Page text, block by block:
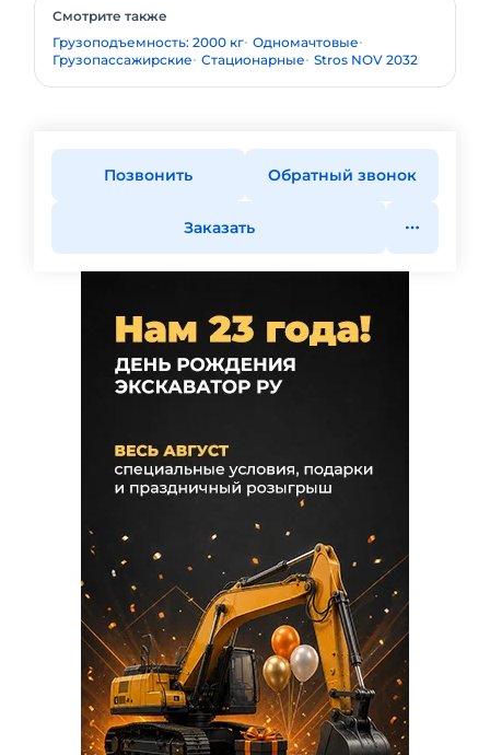
Смотрите также
Грузоподъемность: 2000 кг Одномачтовые
Грузопассажирские Стационарные Stros NOV 2032
Позвонить Обратный звонок
Заказать